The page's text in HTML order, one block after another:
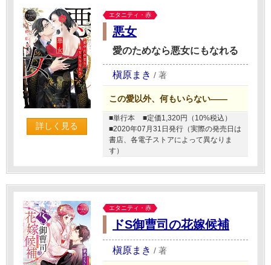
詳しく見る
エタニティ・赤
悪女
愛のためなら悪女にもなれる
槇原まき / 著
この愛以外、何もいらない――
■単行本
■定価1,320円（10%税込）
■2020年07月31日発行（実際の発売日は
書店、各電子ストアによって異なりま
す）
エタニティ・赤
ドS御曹司の花嫁候補
槇原まき / 著